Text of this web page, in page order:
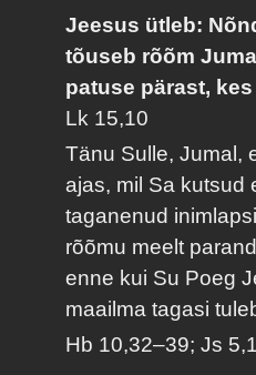
Jeesus ütleb:
tõuseb rõõm
patuse pärast,
Lk 15,10
Tänu Sulle, Jumal,
ajas, mil Sa kutsud
taganenud
rõõmu meelt
enne kui Su Poeg
maailma tagasi
Hb 10,32–39; Js